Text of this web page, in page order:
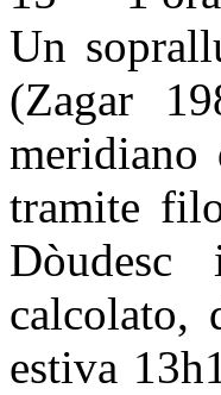
Un
(Zagar
meridiano
tramite
Dòudesc
calcolato,
estiva